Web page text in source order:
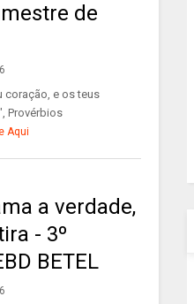
de
coração, e os teus
Provérbios
Aqui
a verdade,
- 3º
BETEL